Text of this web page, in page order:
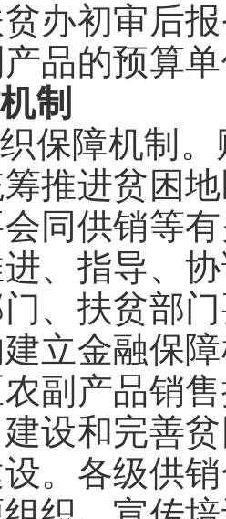
办初审后
品的预算
制
织保障机制
推进贫困
同供销等
、指导、
、扶贫部
立金融保
副产品销
设和完善
。各级供